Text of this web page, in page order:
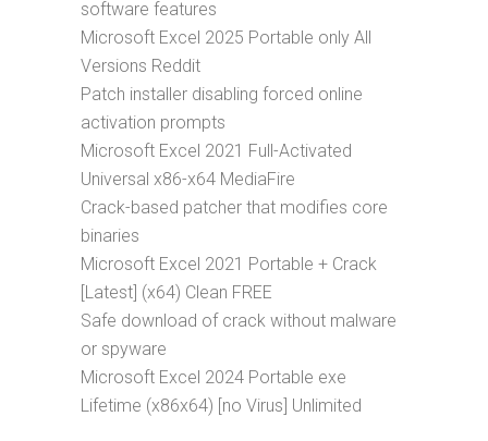
software features
Microsoft Excel 2025 Portable only All
Versions Reddit
Patch installer disabling forced online
activation prompts
Microsoft Excel 2021 Full-Activated
Universal x86-x64 MediaFire
Crack-based patcher that modifies core
binaries
Microsoft Excel 2021 Portable + Crack
[Latest] (x64) Clean FREE
Safe download of crack without malware
or spyware
Microsoft Excel 2024 Portable exe
Lifetime (x86x64) [no Virus] Unlimited